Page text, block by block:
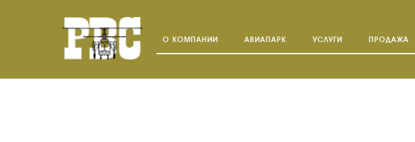
О КОМПАНИИ АВИАПАРК УСЛУГИ ПРОДАЖА